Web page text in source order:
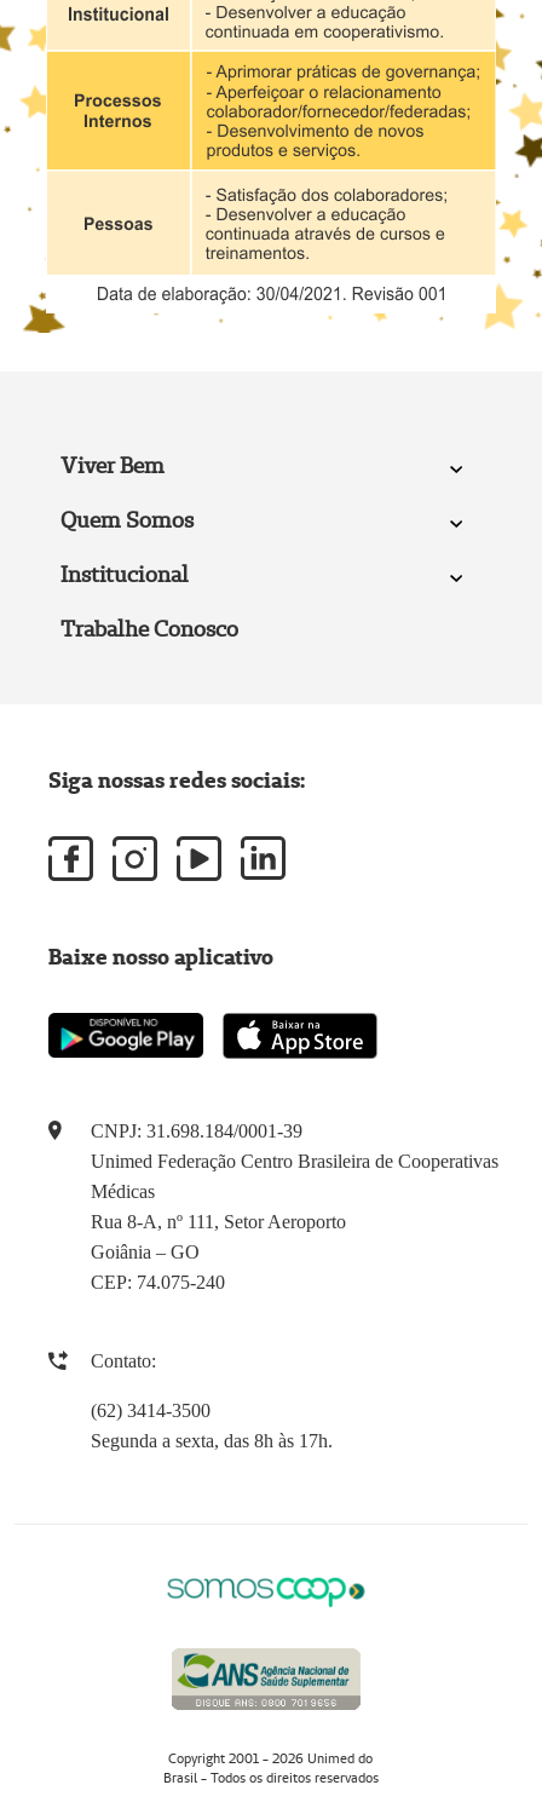
Viver Bem
Quem Somos
Institucional
Trabalhe Conosco
CNPJ: 31.698.184/0001-39
Unimed Federação Centro Brasileira de Cooperativas
Médicas
Rua 8-A, nº 111, Setor Aeroporto
Goiânia – GO
CEP: 74.075-240
Contato:
(62) 3414-3500
Segunda a sexta, das 8h às 17h.
Siga nossas redes sociais:
Baixe nosso aplicativo
Copyright 2001 - 2026 Unimed do
Brasil - Todos os direitos reservados